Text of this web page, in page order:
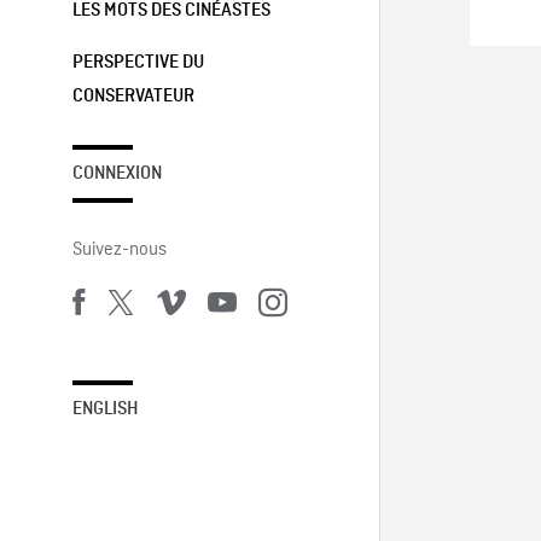
LES MOTS DES CINÉASTES
PERSPECTIVE DU
CONSERVATEUR
CONNEXION
Suivez-nous
ENGLISH